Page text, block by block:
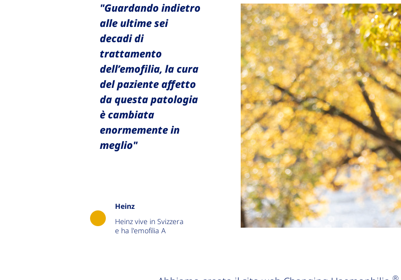
"Guardando indietro
alle ultime sei
decadi di
trattamento
dell’emofilia, la cura
del paziente affetto
da questa patologia
è cambiata
enormemente in
meglio"
Heinz
Heinz vive in Svizzera
e ha l'emofilia A